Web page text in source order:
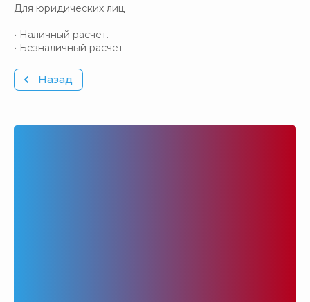
Для юридических лиц
• Наличный расчет.
• Безналичный расчет
Назад